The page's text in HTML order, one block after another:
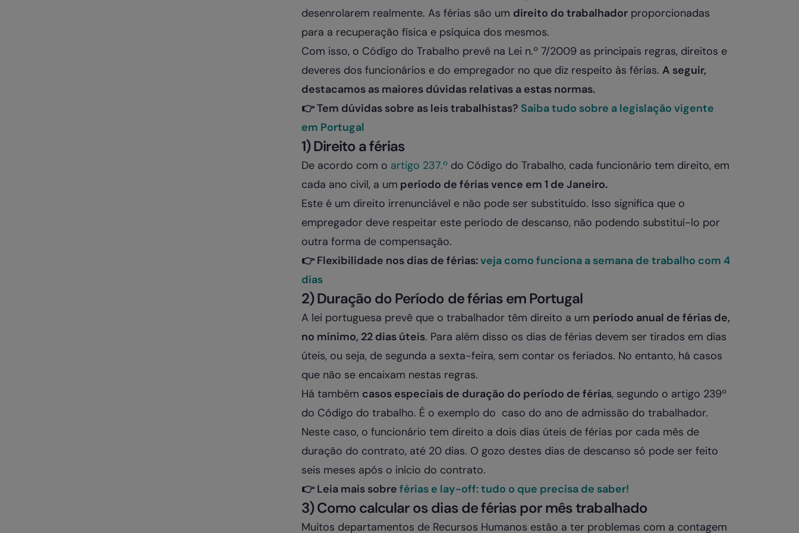
desenrolarem realmente. As férias são um direito do trabalhadorproporcionadas
para a recuperação física e psíquica dos mesmos.
Com isso, o Código do Trabalho prevê na Lei n.º 7/2009 as principais regras, direitos e
deveres dos funcionários e do empregador no que diz respeito às férias. A seguir,
destacamos as maiores dúvidas relativas a estas normas.
👉 Tem dúvidas sobre as leis trabalhistas? Saiba tudo sobre a legislação vigente
em Portugal
1) Direito a férias
De acordo com o artigo 237.ºdo Código do Trabalho, cada funcionário tem direito, em
cada ano civil, a um período de férias vence em 1 de Janeiro.
Este é um direito irrenunciável e não pode ser substituído. Isso significa que o
empregador deve respeitar este período de descanso, não podendo substituí-lo por
outra forma de compensação.
👉 Flexibilidade nos dias de férias:veja como funciona a semana de trabalho com 4
dias
2) Duração do Período de férias em Portugal
A lei portuguesa prevê que o trabalhador têm direito a um período anual de férias de,
no mínimo, 22 dias úteis. Para além disso os dias de férias devem ser tirados em dias
úteis, ou seja, de segunda a sexta-feira, sem contar os feriados. No entanto, há casos
que não se encaixam nestas regras.
Há também casos especiais de duração do período de férias, segundo o artigo 239º
do Código do trabalho. É o exemplo do caso do ano de admissão do trabalhador.
Neste caso, o funcionário tem direito a dois dias úteis de férias por cada mês de
duração do contrato, até 20 dias. O gozo destes dias de descanso só pode ser feito
seis meses após o início do contrato.
👉 Leia mais sobre férias e lay-off: tudo o que precisa de saber!
3) Como calcular os dias de férias por mês trabalhado
Muitos departamentos de Recursos Humanos estão a ter problemas com a contagem